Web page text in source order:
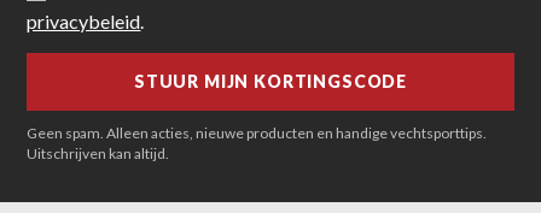
privacybeleid.
Geen spam. Alleen acties, nieuwe producten en handige vechtsporttips.
Uitschrijven kan altijd.